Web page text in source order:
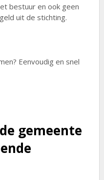
bestuur en ook geen
uit de stichting.
Eenvoudig en snel
gemeente